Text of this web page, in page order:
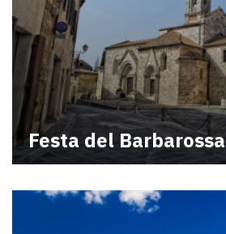
Festa del Barbarossa